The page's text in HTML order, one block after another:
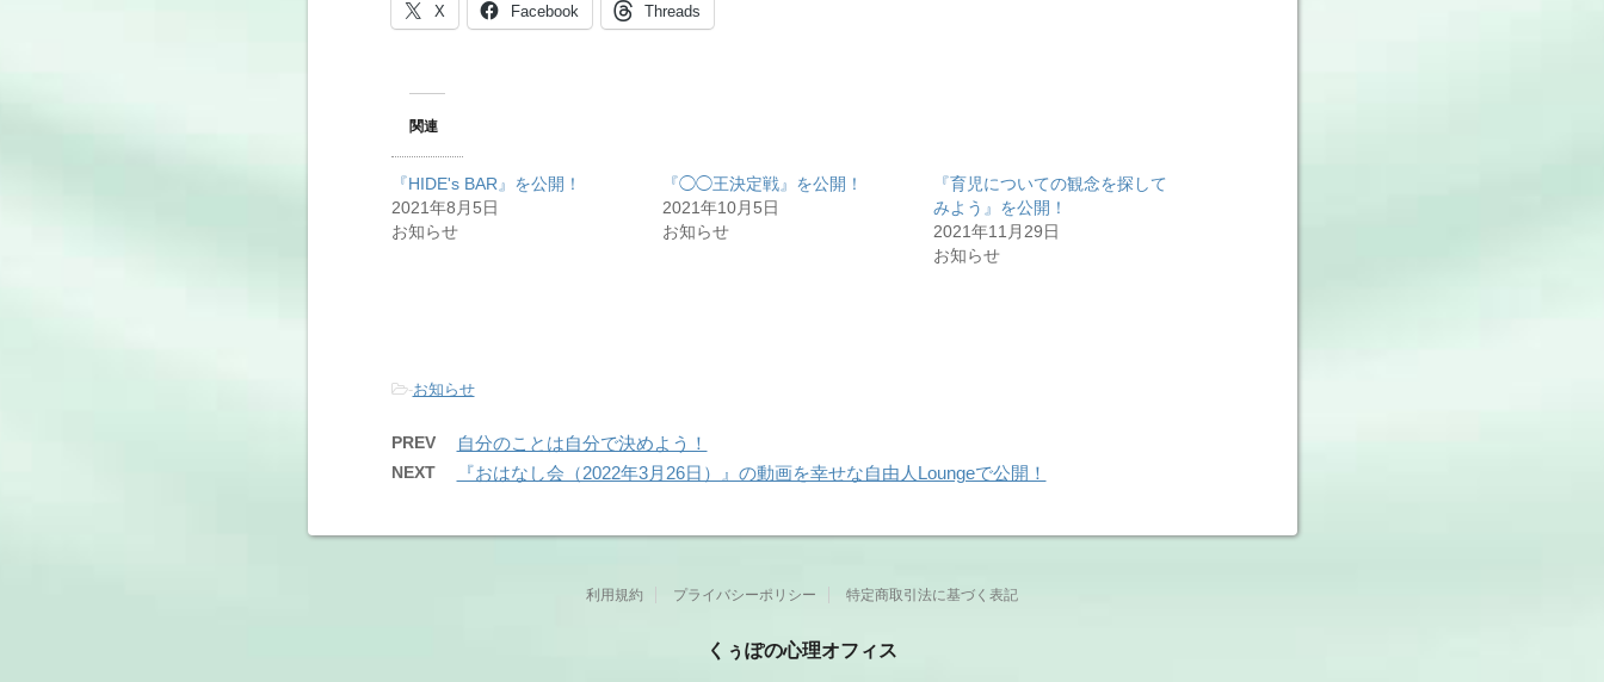
X Facebook Threads
関連
『HIDE's BAR』を公開！
2021年8月5日
お知らせ
『◯◯王決定戦』を公開！
2021年10月5日
お知らせ
『育児についての観念を探して
みよう』を公開！
2021年11月29日
お知らせ
-お知らせ
PREV 自分のことは自分で決めよう！
NEXT 『おはなし会（2022年3月26日）』の動画を幸せな自由人Loungeで公開！
利用規約 プライバシーポリシー 特定商取引法に基づく表記
くぅぽの心理オフィス